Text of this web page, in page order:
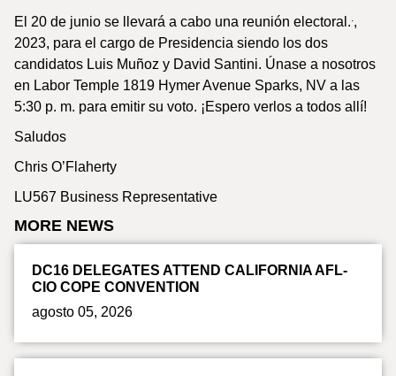
El 20 de junio se llevará a cabo una reunión electoral..,
2023, para el cargo de Presidencia siendo los dos
candidatos Luis Muñoz y David Santini. Únase a nosotros
en Labor Temple 1819 Hymer Avenue Sparks, NV a las
5:30 p. m. para emitir su voto. ¡Espero verlos a todos allí!
Saludos
Chris O’Flaherty
LU567 Business Representative
MORE NEWS
DC16 DELEGATES ATTEND CALIFORNIA AFL-
CIO COPE CONVENTION
agosto 05, 2026